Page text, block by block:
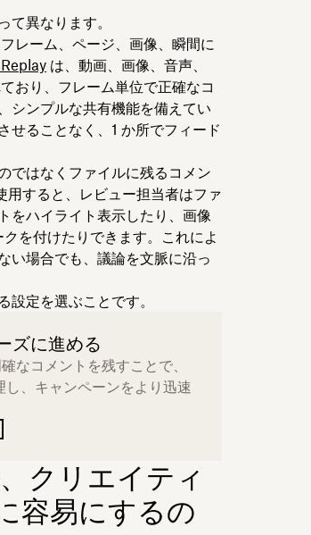
異なります。
レーム、ページ、画像、瞬間に
は、動画、画像、音声、
おり、フレーム単位で正確なコ
シンプルな共有機能を備えてい
せることなく、1 か所でフィード
ではなくファイルに残るコメン
用すると、レビュー担当者はファ
をハイライト表示したり、画像
を付けたりできます。これによ
い場合でも、議論を文脈に沿っ
定を選ぶことです。
ズに進める
なコメントを残すことで、
、キャンペーンをより迅速
クリエイティ
容易にするの